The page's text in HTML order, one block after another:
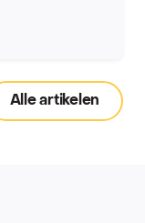
Alle artikelen